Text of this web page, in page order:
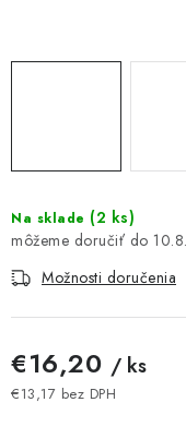
ZNAČKY
Obchodné podmienky
Moja objednávka
Formuláre na stiahnutie
Na sklade (2 ks)
Možnosti doručenia
€16,20 / ks
€13,17 bez DPH